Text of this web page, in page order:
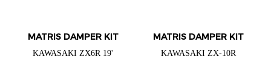
MATRIS DAMPER KIT
KAWASAKI ZX6R 19'
MATRIS DAMPER KIT
KAWASAKI ZX-10R